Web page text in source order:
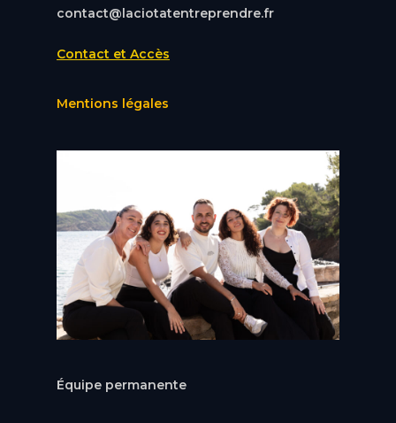
contact@laciotatentreprendre.fr
Contact et Accès
Mentions légales
Équipe permanente